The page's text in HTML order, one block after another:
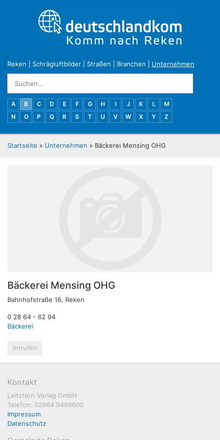
Reken Schrägluftbilder Straßen Branchen Unternehmen
A B C D E F G H I J K L
M
N
O P Q R S T U V W X Y Z
Startseite » Unternehmen » Bäckerei Mensing OHG
Bäckerei Mensing OHG
Bahnhofstraße 16, Reken
0 28 64 - 62 94
Bäckerei
Anrufen
Kontakt
Leitstern Verlag GmbH
Telefon: 02864 9499600
Impressum
Datenschutz